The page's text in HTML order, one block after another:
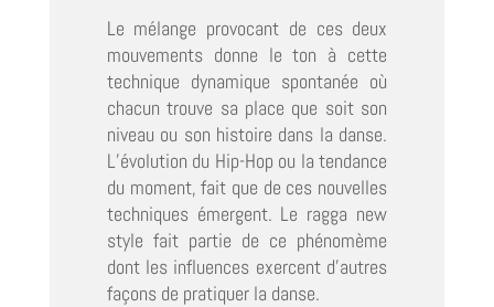
Le mélange provocant de ces deux
mouvements donne le ton à cette
technique dynamique spontanée où
chacun trouve sa place que soit son
niveau ou son histoire dans la danse.
L’évolution du Hip-Hop ou la tendance
du moment, fait que de ces nouvelles
techniques émergent. Le ragga new
style fait partie de ce phénomème
dont les influences exercent d’autres
façons de pratiquer la danse.